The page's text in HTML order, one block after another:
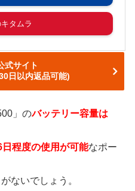
タムラ
式サイト
日以内返品可能)
」のバッテリー容量は
程度の使用が可能なポー
ないでしょう。